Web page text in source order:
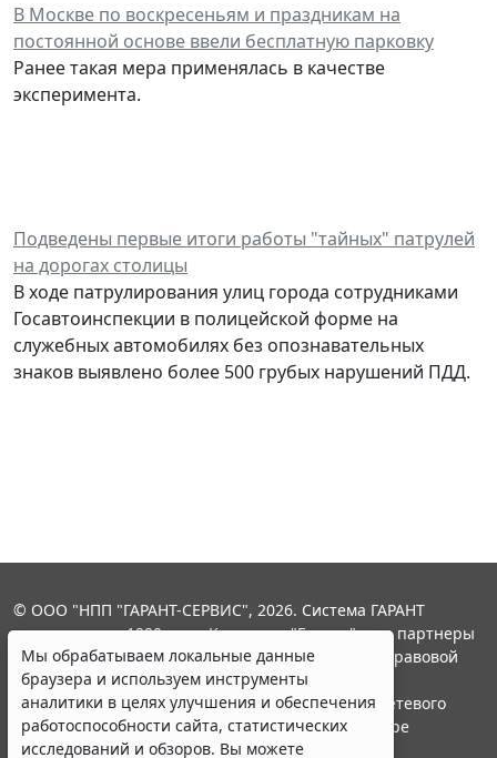
В Москве по воскресеньям и праздникам на
постоянной основе ввели бесплатную парковку
Ранее такая мера применялась в качестве
эксперимента.
Подведены первые итоги работы "тайных" патрулей
на дорогах столицы
В ходе патрулирования улиц города сотрудниками
Госавтоинспекции в полицейской форме на
служебных автомобилях без опознавательных
знаков выявлено более 500 грубых нарушений ПДД.
Мы обрабатываем локальные данные
браузера и используем инструменты
аналитики в целях улучшения и обеспечения
работоспособности сайта, статистических
исследований и обзоров. Вы можете
© ООО "НПП "ГАРАНТ-СЕРВИС", 2026. Система ГАРАНТ
выпускается с 1990 года. Компания "Гарант" и ее партнеры
являются участниками Российской ассоциации правовой
информации ГАРАНТ.
Портал ГАРАНТ.РУ зарегистрирован в качестве сетевого
издания Федеральной службой по надзору в сфере
связи,информационных технологий и массовых